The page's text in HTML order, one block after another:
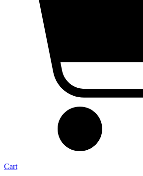
Cart